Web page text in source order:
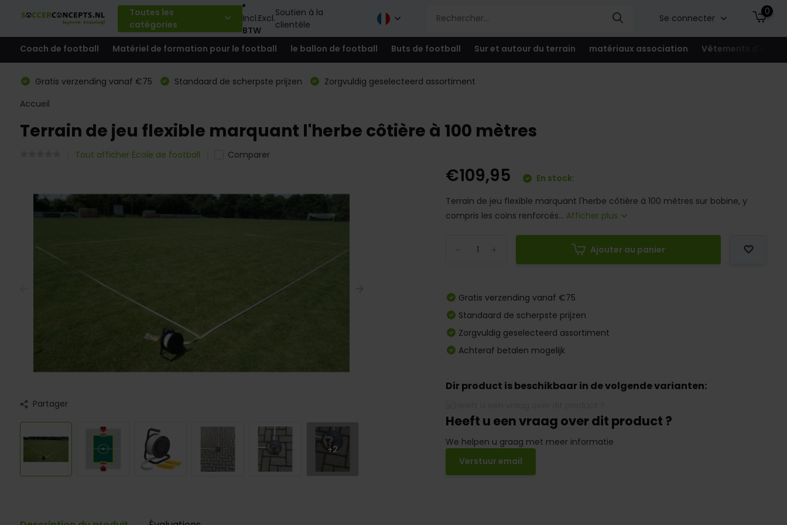
Toutes les
catégories
Incl.Excl.
BTW
Soutien à la
clientèle
Se connecter
0
Coach de football Matériel de formation pour le football le ballon de football Buts de football Sur et autour du terrain matériaux association Vêtements
Gratis verzending vanaf €75 Standaard de scherpste prijzen
Zorgvuldig geselecteerd assortiment
Accueil
Terrain de jeu flexible marquant l'herbe côtière à 100 mètres
Tout afficher École de football Comparer
Partager
+2
€109,95
En stock:
Terrain de jeu flexible marquant l'herbe côtière à 100 mètres sur bobine, y
compris les coins renforcés... Afficher plus
Ajouter au panier
Gratis verzending vanaf €75
Standaard de scherpste prijzen
Zorgvuldig geselecteerd assortiment
Achteraf betalen mogelijk
Dir product is beschikbaar in de volgende varianten:
Heeft u een vraag over dit product ?
We helpen u graag met meer informatie
Verstuur email